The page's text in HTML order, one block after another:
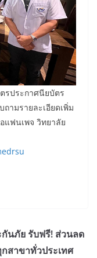
รประกาศนียบัตร
ามรายละเอียดเพิ่ม
แฟนเพจ วิทยาลัย
นภัย รับฟรี! ส่วนลด
สาขาทั่วประเทศ